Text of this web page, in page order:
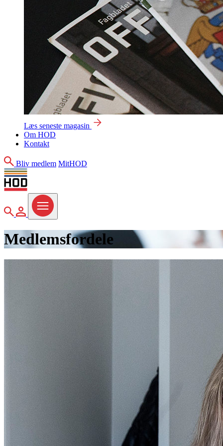
Læs seneste magasin
Om HOD
Kontakt
Søg
Bliv medlem MitHOD
MitHOD
Menu
Medlemsfordele